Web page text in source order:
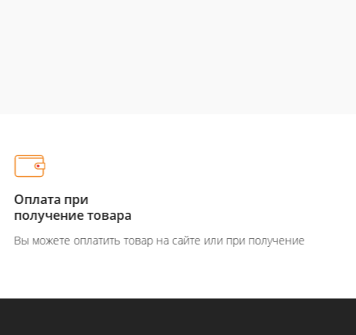
Оплата при
получение товара
Вы можете оплатить товар на сайте или при получение